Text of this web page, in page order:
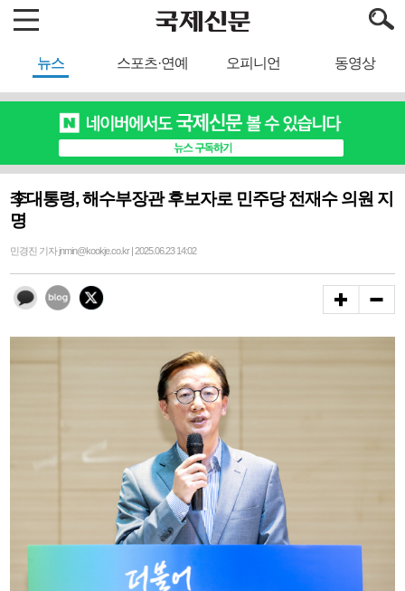
뉴스 스포츠·연예 오피니언 동영상
李대통령, 해수부장관 후보자로 민주당 전재수 의원 지
명
민경진 기자 jnmin@kookje.co.kr | 2025.06.23 14:02